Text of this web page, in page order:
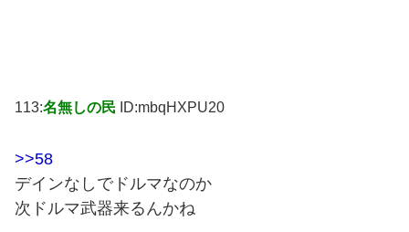
113:名無しの民 ID:mbqHXPU20
>>58
デインなしでドルマなのか
次ドルマ武器来るんかね